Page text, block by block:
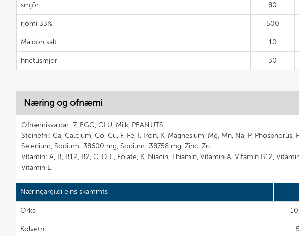
smjör 80
rjómi 33% 500
Maldon salt 10
hnetusmjör 30
Næring og ofnæmi
Ofnæmisvaldar: 7, EGG, GLU, Milk, PEANUTS
Steinefni: Ca, Calcium, Co, Cu, F, Fe, I, Iron, K, Magnesium, Mg, Mn, Na, P, Phosphorus,
Selenium, Sodium: 38600 mg, Sodium: 38758 mg, Zinc, Zn
Vítamín: A, B, B12, B2, C, D, E, Folate, K, Niacin, Thiamin, Vitamin A, Vitamin B12,
Vitamin E
Næringargildi eins skammts
Orka
Kolvetni